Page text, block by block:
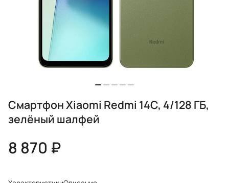
Смартфон Xiaomi Redmi 14C, 4/128 ГБ,
зелёный шалфей
8 870 ₽